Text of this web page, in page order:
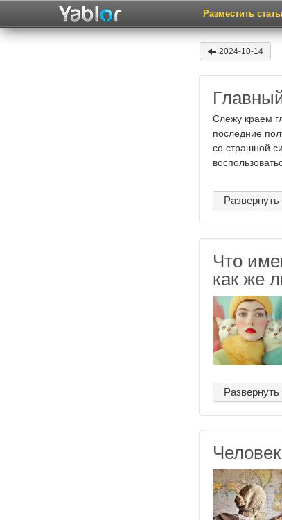
Разместить
2024-10-14
Слежу краем
последние
со страшной
Развернуть
Что
как же
Развернуть